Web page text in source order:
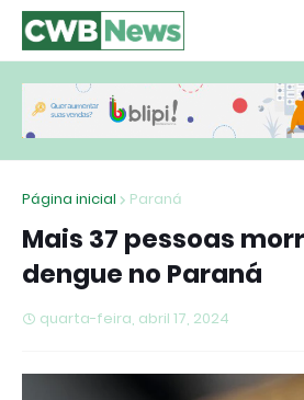
Página inicial Paraná
Mais 37 pessoas
dengue no Paraná
quarta-feira, abril 17, 2024